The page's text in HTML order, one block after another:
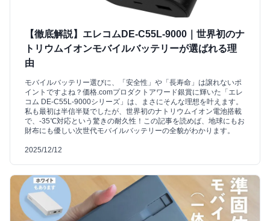
【徹底解説】エレコムDE-C55L-9000｜世界初のナ
トリウムイオンモバイルバッテリーが選ばれる理
由
モバイルバッテリー選びに、「安全性」や「長寿命」は譲れないポ
イントですよね？価格.comプロダクトアワード銀賞に輝いた「エレ
コム DE-C55L-9000シリーズ」は、まさにそんな理想を叶えます。
私も最初は半信半疑でしたが、世界初のナトリウムイオン電池搭載
で、-35℃対応という驚きの耐久性！この記事を読めば、地球にもお
財布にも優しい次世代モバイルバッテリーの全貌がわかります。
2025/12/12